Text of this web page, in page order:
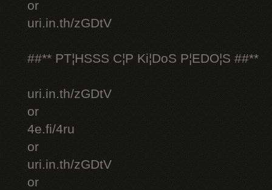
or
uri.in.th/zGDtV
##** PT¦HSSS C¦P Ki¦DoS P¦EDO¦S ##**
uri.in.th/zGDtV
or
4e.fi/4ru
or
uri.in.th/zGDtV
or